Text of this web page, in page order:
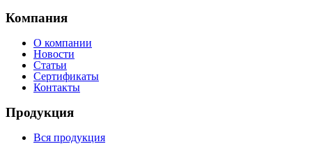
Компания
О компании
Новости
Статьи
Сертификаты
Контакты
Продукция
Вся продукция